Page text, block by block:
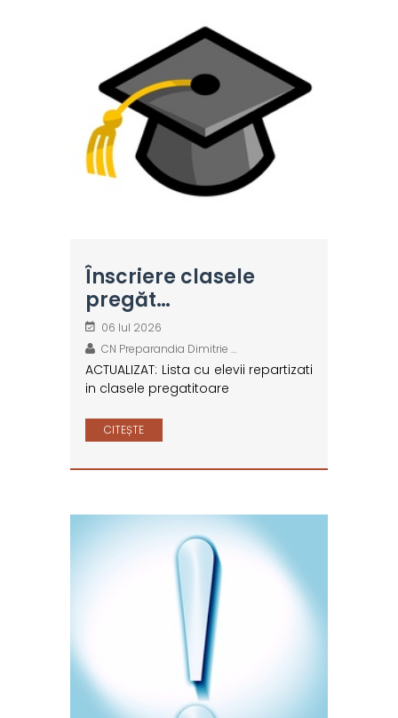
Înscriere clasele
pregăt…
06 Iul 2026
CN Preparandia Dimitrie …
ACTUALIZAT: Lista cu elevii repartizati
in clasele pregatitoare
CITEȘTE